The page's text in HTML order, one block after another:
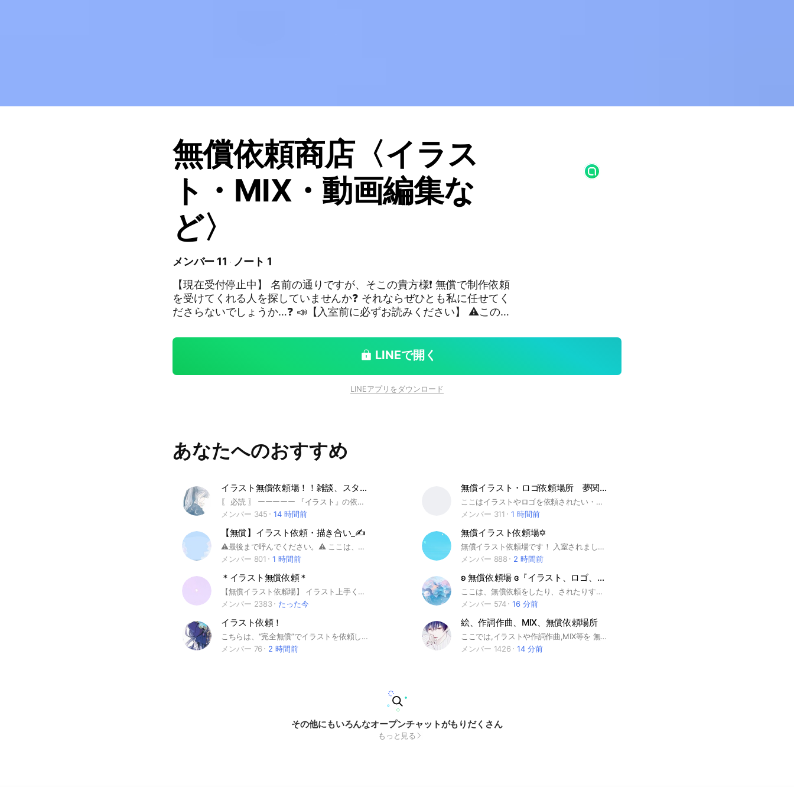
無償依頼商店〈イラス
ト・MIX・動画編集な
ど〉
メンバー 11
ノート 1
【現在受付停止中】 名前の通りですが、そこの貴方様❗️ 無償で制作依頼
を受けてくれる人を探していませんか❓ それならぜひとも私に任せてく
ださらないでしょうか…❓ 📣【入室前に必ずお読みください】 ⚠️このオ
依頼内容の絵文字をお名前の横にご入力ください。 ※入力がない場合は
入室をお断りさせていただく場合があります。 ❌お受けできないご依頼
ど、原作改変を伴う内容 (※原作や作者への配慮を欠くもの、作品のイ
況は予告なく変更する場合があります。) 【現在受付停止中（再開時期
未定）】 🎨立ち絵・アイコン用イラスト作成 （2週間〜3週間程度で
日以内に納品） 🎞動画編集 （依頼から1週間以内に納品） 🎧MIX
（依頼から1週間以内に納品） 実績作りも兼ねて完全無償でお受けして
おります‼️ #歌い手さん集まれ #MIX #イラスト #動画編集 #無償依
頼 #動画投稿者さん集まれ #歌い手
LINEで開く
LINEアプリをダウンロード
あなたへのおすすめ
イラスト無償依頼場！！雑談、スタンプ禁止
〖 必読 〗 ーーーーー 『イラスト』の依頼を行う オープンチャットです。 (描き合いや版権キャラ・夢絵依頼も可) 入室前に下記の簡単なルールを ご確認下さい🙇‍♀️ ̖́- ━━━━━━━━━━━━━━━ 1⃣依頼・描き合いはノートで！ 2⃣見学・即抜け⭕️ 3⃣雑談やトークを過度に使用すること、 スタンプの使用禁止 4️⃣アイコンは初期のものか 自作イラスト、 使用許可を得たイラスト 5️⃣AIを使用した依頼 宣伝・出会い・荒らし等の 目的でのは入室❌ 6️⃣無断転載やトレスは❌ 7️⃣親バレが理由で抜ける❌ オープンチャットに親の許可なく入ることは違反です！ 上記のルールやモラルを守り楽しくオプを利用しましょう。 ルール違反は、管理人が精査した上で対処します。 また入室後は大事なノートの確認をお願い致します✨️ 是非気軽に入ってください🙌💞
メンバー 345
14 時間前
無償イラスト・ロゴ依頼場所 夢関連も⭕ 専属絵師探しも⭕
ここはイラストやロゴを依頼されたい・したい人たちが集まる場所です！専属絵師を探している方も入って下さい！ 雑談は控えて頂けると幸いです💦依頼はノートでして下さい🙇‍♀入ったら、必ず大事なノートを見て下さい。 ※即抜け、荒らしなどの迷惑行為を行った場合、強制退会になります。 依頼する方は名前の最後に、 📒を付けて頂けると幸いです！依頼を受ける方は、🎨を名前の最後に付けて下さい！どちらもする方は📔を付けて下さい！ では、中でお待ちしております！ #イラスト依頼 #イラスト #依頼 #専属絵師 #ロゴ依頼 #ロゴ #無償 #絵の依頼
メンバー 311
1 時間前
【無償】イラスト依頼・描き合い_✍
⚠️最後まで呼んでください。⚠️ ここは、無償でアイコン・イラスト等を依頼する、依頼を受け付けるという人が集まるオプチャです。 交換はお互いの利害が一致していればOK！ ✄－－－－－－ｷﾘﾄﾘ－－－－－－✄ ・アイコンは自作かフリーでお願いします！ゲーム･アニメのスクショ、AIイラスト❌ ・人が不快な気持ちになるような発言、依頼、その他のことをする方は強制退会です。 ・常識的な最低限のマナーは守ってください。(敬語を使う等)敬語を使っていない方は注意させて頂きます⚠️ ･見学⭕️ ※オプチャ、依頼、絵師初心者の方でも大歓迎です！ ⚠️【必読】 入ったら必ず、大事なノートの確認をお願いします‼️ ✄－－－－－－ｷﾘﾄﾘ－－－－－－✄ オプチャで会えるのを楽しみにしています！🫧 挨拶などは不要です！入室後はシステムメッセージをご一読ください！ #イラスト #イラスト依頼 #イラスト無償依頼 #無償依頼 #描き合い
メンバー 801
1 時間前
無償イラスト依頼場✡
無償イラスト依頼場です！ 入室されましたら大事なノートご一読お願いします。 また、アイコンは初期のものか許可のあるイラスト、もしくはご自身のイラストでお願いします。 ノートを使用される方は必ずタグを付け、自己管理をお願いします。 絵師様にご依頼される際はモラルを守ってトラブルにならないようご配慮ください。 ※トークでの私語はお控えください。 (雑談OCへ) 荒らし、モラル違反は場合により強制退会、通報させていただきます。 これを守り皆さんで楽しく依頼したり絵を描いたりしていきましょう‼︎
メンバー 888
2 時間前
＊イラスト無償依頼＊
【無償イラスト依頼場】 イラスト上手くなりたい… 褒めてもらいたい…見てほしい… 依頼したい…されたい… 雑談もしたい… そこの貴方🫵🏻🫵🏻✨️ ここに入れば全て叶います🍀*゜ 本ルームの方では雑談禁止となっていますので通知が多いものは苦手な方にオススメのオープンチャットとなっております。 管理体制しっかりしています✋ 無断転載見逃しません❌ 安心してこのオープンチャットをご利用下さい🙇‍♀️ アイコンは著作権侵害しないものでお願いします🙇‍♀️ またお名前についても特殊文字以外のものをつかうことを推奨いたします🙇‍♀️ 入室後大事なノートの閲覧をお願いします。挨拶は不要です。 #イラスト#無償依頼#イベント#絵#依頼#添削#雑談#合作#描きあい
メンバー 2383
たった今
ʚ 無償依頼場 ɞ『イラスト、ロゴ、タグ画、作詞、作曲』
ここは、無償依頼をしたり、されたりするところです。 イラスト、ロゴ、作詞、作曲など…なんでも依頼していいです。 荒らし、迷惑行為などはご遠慮ください。 ノートのコメント欄以外の会話は基本的に禁止となります。 詳しいルールはオプ中の大事なノートからご確認ください。 ここまで読んでくださった方は是非、入ってくださると嬉しいです❁⃘*.ﾟ #無償依頼 #無償 #イラスト #ロゴ #タグ画 #作詞 #作曲 #依頼募集 #依頼 #依頼募集 #ロゴ依頼 #MIX #動画編集 #イラスト依頼 #絵
メンバー 574
16 分前
イラスト依頼！
こちらは、“完全無償”でイラストを依頼したり依頼されたりする場所です！ 参加される前に簡単なルールを… ____________________________ やっていいこと ・無償依頼 ・見学 ・フリーイラスト投げ ・ネッ友作り やってはいけないこと ・有償依頼 ・暴言や卑猥な発言・名前設定 ・依頼主様以外の保存 ____________________________ アイコンは ・フリーアイコン ・初期アイコン ・自分で描いたアイコン ・描き主様に許可を頂いたアイコン のみでお願いします！ ____________________________
メンバー 76
2 時間前
絵、作詞作曲、MIX、無償依頼場所
ここでは,イラストや作詞作曲,MIX等を 無償で依頼したりされたりする場所です！ 依頼する方される方,どっちもやるのもOKです！ YouTubeやTwitterで活動したいけど 絵が描けないっ MIXできないっ サムネどーしよぉー… なんてお悩みの皆さん,じゃんじゃん入っちゃって下さい！ 大歓迎です*ˊᵕˋ* 有償は禁止となっておりますのでご注意ください(* . .))) 入ったらまず大事なノートの確認をお願いします！ イラスト→🖌 動画師→🎥 MIX→📎 作詞→📝 作曲→🎼 ロゴイラスト→🔠 その他→🔍 この絵文字のどれかを名前の横につけて 入ってくれると嬉しいです！ ここまで見てくれてありがとうございました！ 入ってくれると嬉しいです(*^^*) 中でお待ちしております💕 #イラスト#絵#作詞#作曲#MIX#動画師#サムネ#文字アイコン#無償依頼#YouTube#YouTuber#Twitter#SNS#歌い手#歌ってみた
メンバー 1426
14 分前
その他にもいろんなオープンチャットがもりだくさん
もっと見る